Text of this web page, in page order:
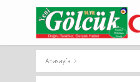
Anasayfa